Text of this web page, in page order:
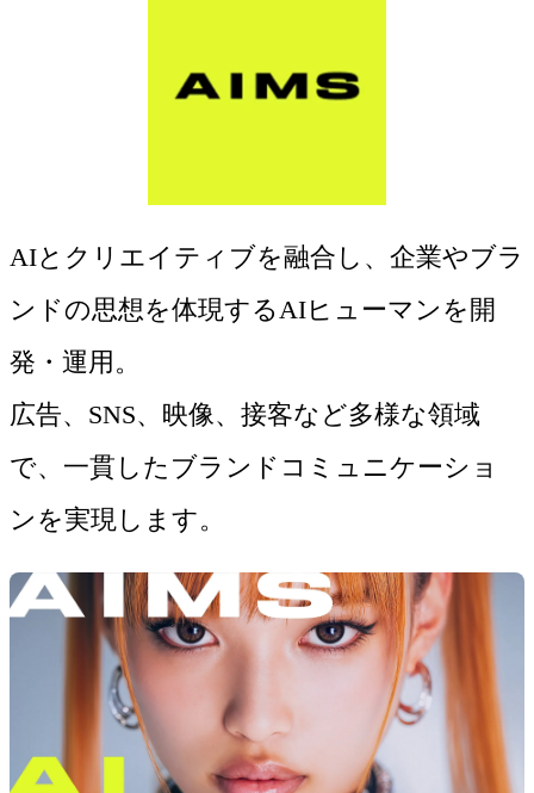
AIとクリエイティブを融合し、企業やブラ
ンドの思想を体現するAIヒューマンを開
発・運用。
広告、SNS、映像、接客など多様な領域
で、一貫したブランドコミュニケーショ
ンを実現します。